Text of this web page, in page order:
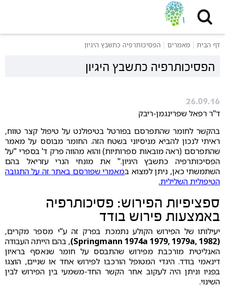
דף הבית מאמרים הפסיכותרפיה כתשבץ היגיון
הפסיכותרפיה כתשבץ היגיון
26.09.16
ד"ר רפאל שפרינגמן-ריבק
בהקשר לחומר שהתפרסם בפורטל בטיפולנט על טיפול קצר טווח,
ראיתי לנכון להביא מניסיוני בשטח הזה. החומר מבוסס על מאמר
שהתפרסם (ראה מובאות ספרותיות) והוא מהווה פרק ד' בספרי "על
הפסיכותרפיה כתשבץ היגיון." את מונחי הנרי עזריאל בהם
השתמשתי כאן, ניתן למצוא במאמרי שפורסם באתר זה על התגובה
הטיפולית השלילית.
ספציפיות הפירוש: פסיכותרפיה
באמצעות פירוש בודד
יעילותו של הפירוש הקולע נתמכת בפרק זה ע"י מספר מקרים,
(Springmann 1974a 1979, 1979a, 1982)
, בהם הייתה העבודה
האנליטית מורכבת מפירוש שהתבסס על חומר שנאסף בראיון
דינאמי בודד. היגדי המטופל הורכבו לפירוש אחד או שניים, הוצגו
בפניו וניתן היה לעקוב אחר הקשר החד-משמעי בין הפירוש לבין
השינוי.